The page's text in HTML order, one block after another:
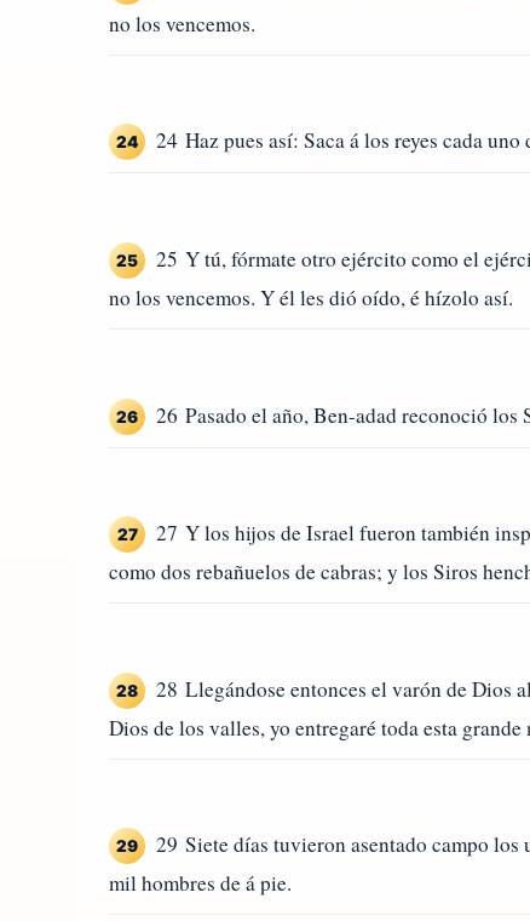
no los vencemos.
24 24 Haz pues así: Saca á los reyes cada
25
25 Y tú, fórmate otro ejército como el
no los vencemos. Y él les dió oído, é hízolo así.
26 26 Pasado el año, Ben-adad reconoció
27
27 Y los hijos de Israel fueron también
como dos rebañuelos de cabras; y los Siros
28
28 Llegándose entonces el varón de Dios
Dios de los valles, yo entregaré toda esta
29
29 Siete días tuvieron asentado campo
mil hombres de á pie.